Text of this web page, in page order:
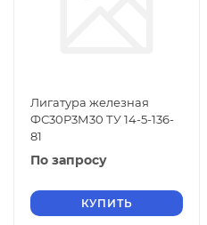
Лигатура железная
ФС30Р3М30 ТУ 14-5-136-
81
По запросу
КУПИТЬ